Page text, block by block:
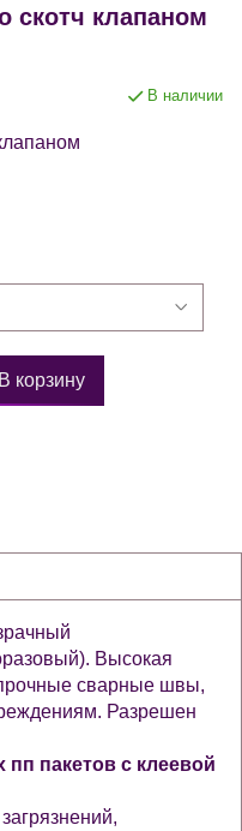
скотч клапаном
В наличии
В корзину
Высокая
сварные швы,
Разрешен
пакетов с клеевой